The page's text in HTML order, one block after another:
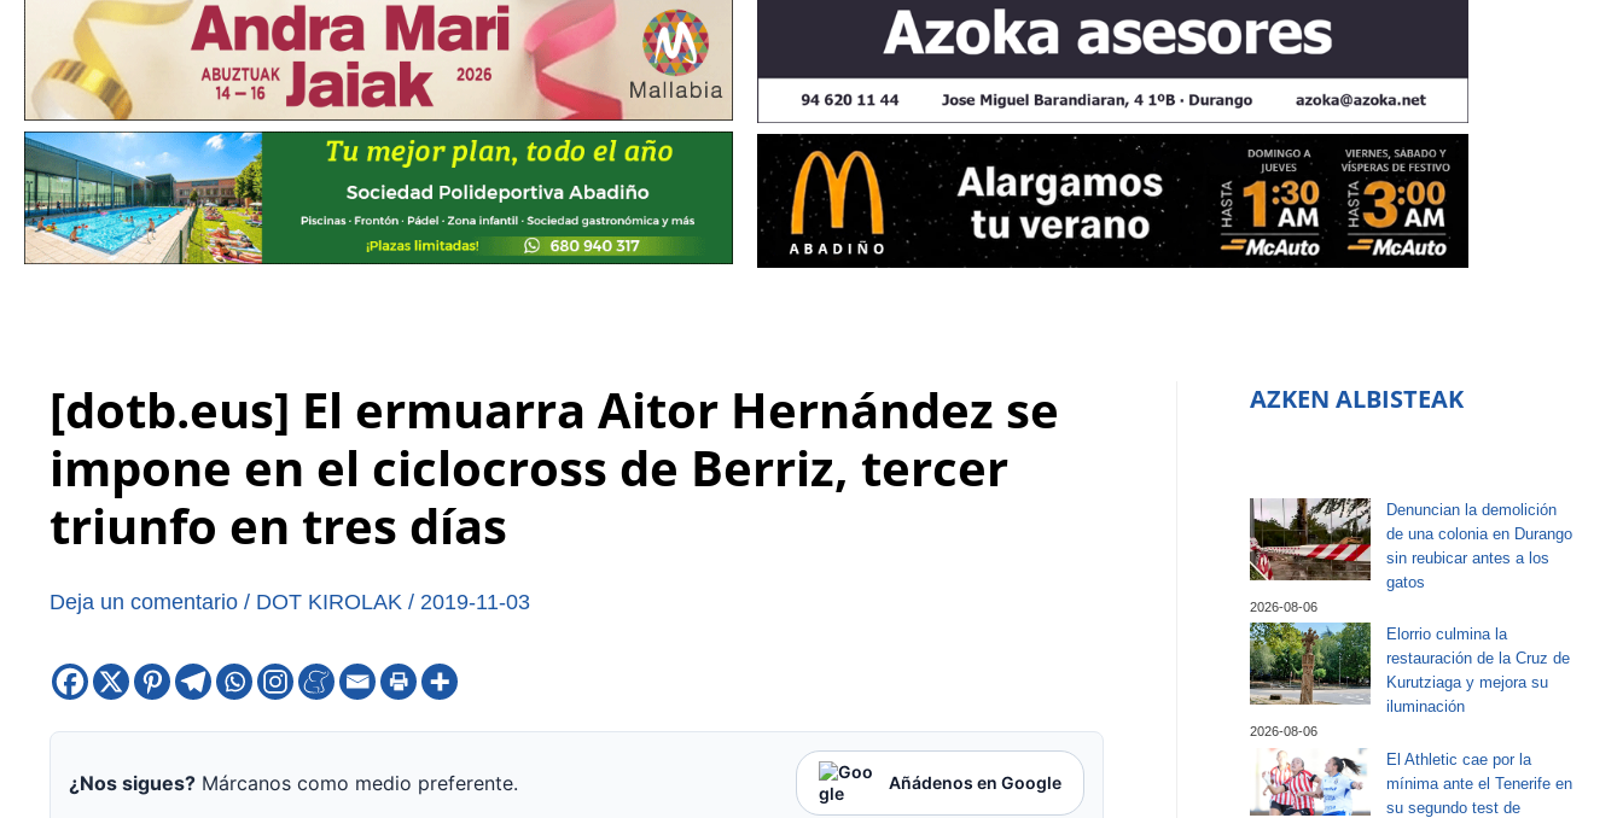
[dotb.eus] El ermuarra Aitor Hernández se
impone en el ciclocross de Berriz, tercer
triunfo en tres días
Deja un comentario / DOT KIROLAK / 2019-11-03
¿Nos sigues?Márcanos como medio preferente. Añádenos en Google
AZKEN ALBISTEAK
Denuncian la demolición
de una colonia en Durango
sin reubicar antes a los
gatos
2026-08-06
Elorrio culmina la
restauración de la Cruz de
Kurutziaga y mejora su
iluminación
2026-08-06
El Athletic cae por la
mínima ante el Tenerife en
su segundo test de